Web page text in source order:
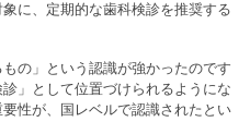
に、定期的な歯科検診を推奨する
の」という認識が強かったのです
」として位置づけられるようにな
性が、国レベルで認識されたとい